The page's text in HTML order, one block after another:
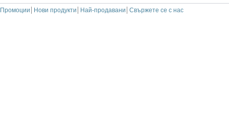
Промоции Нови продукти Най-продавани Свържете се с нас